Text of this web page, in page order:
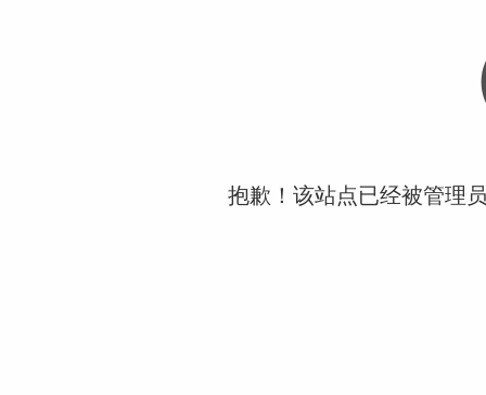
抱歉！该站点已经被管理